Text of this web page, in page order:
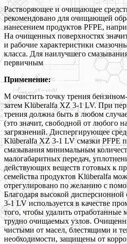
Растворяющее и очищающее
рекомендовано для очищающей
нанесением продуктов PFPE,
На очищенных поверхностях
и рабочие характеристики
класса. Для наилучшего
первичным
Применение:
М очистить точку трения
затем Klüberalfa XZ 3-1 LV. При
трения должна быть в любом
(это значит, свободной от любого
загрязнений. Диспергирующее
Klüberalfa XZ 3-1 LV смазки PFPE
смазывания минимальным
малогабаритных передач,
действующих веществ готовых к
семейства продуктов Klüberalfa
отрегулировано по желанию с
Благодаря высокой
3-1 LV используется в качестве
того, чтобы удалить отработанные
трудно очищаемых узлов.
чистыми от масел, блестящими и
необходимости, защищены от